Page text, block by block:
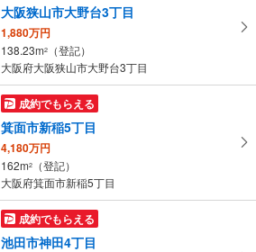
大阪狭山市大野台3丁目
1,880万円
138.23m2
（登記）
大阪府大阪狭山市大野台3丁目
成約でもらえる
箕面市新稲5丁目
4,180万円
162m2
（登記）
大阪府箕面市新稲5丁目
成約でもらえる
池田市神田4丁目